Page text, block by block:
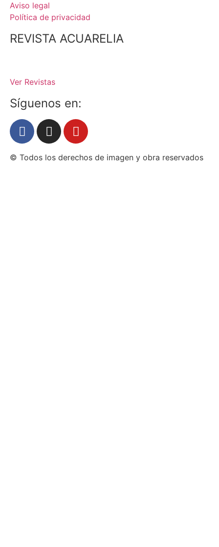
Aviso legal
Política de privacidad
REVISTA ACUARELIA
Ver Revistas
Síguenos en:
© Todos los derechos de imagen y obra reservados